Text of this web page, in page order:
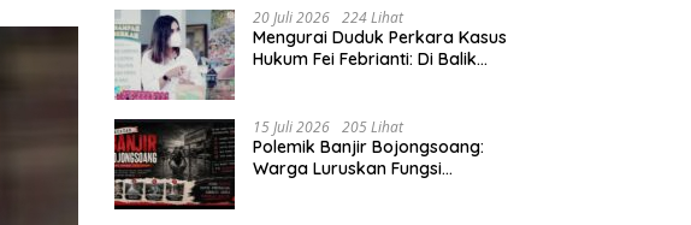
20 Juli 2026 224 Lihat
​Mengurai Duduk Perkara Kasus
Hukum Fei Febrianti: Di Balik
15 Juli 2026 205 Lihat
Polemik Banjir Bojongsoang:
Warga Luruskan Fungsi